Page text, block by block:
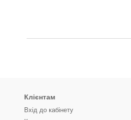
Клієнтам
Вхід до кабінету